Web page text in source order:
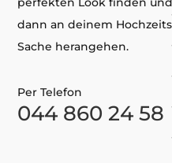
dann an deinem
Sache herangehen.
Per Telefon
044 860 24 58